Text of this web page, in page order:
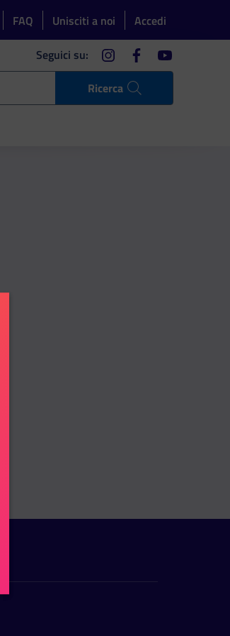
FAQ Unisciti a noi Accedi
Ricerca
Seguici su: instagramfacebookyoutube